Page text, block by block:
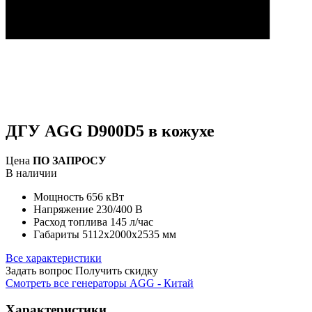
ДГУ AGG D900D5 в кожухе
Цена ПО ЗАПРОСУ
В наличии
Мощность 656 кВт
Напряжение 230/400 В
Расход топлива 145 л/час
Габариты 5112х2000х2535 мм
Все характеристики
Задать вопрос Получить скидку
Смотреть все генераторы AGG - Китай